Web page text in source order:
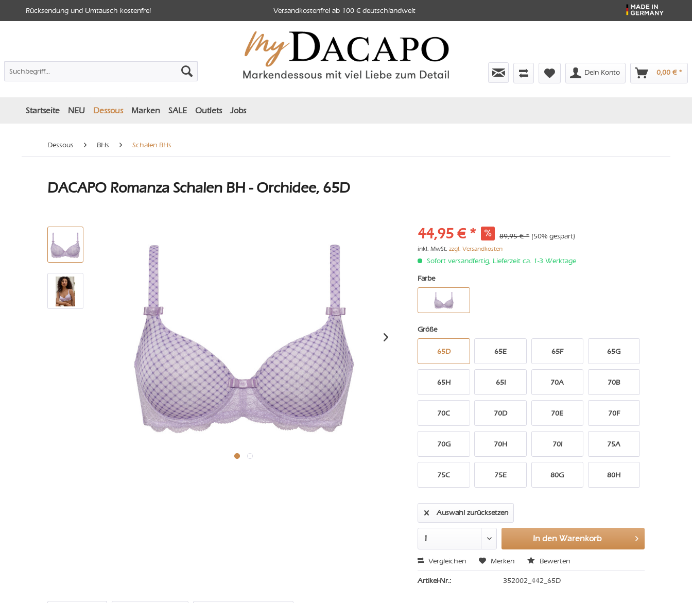
Rücksendung und Umtausch kostenfrei Versandkostenfrei ab 100 € deutschlandweit
Dein Konto 0,00 € *
Startseite NEU Dessous Marken SALE Outlets Jobs
Dessous BHs Schalen BHs
DACAPO Romanza Schalen BH - Orchidee, 65D
44,95 € * 89,95 € * (50% gespart)
inkl. MwSt.zzgl. Versandkosten
Sofort versandfertig, Lieferzeit ca. 1-3 Werktage
Farbe
Größe
65D 65E 65F 65G
65H 65I 70A 70B
70C 70D 70E 70F
70G 70H 70I 75A
75C 75E 80G 80H
Auswahl zurücksetzen
In den Warenkorb
Vergleichen Merken Bewerten
Artikel-Nr.: 352002_442_65D